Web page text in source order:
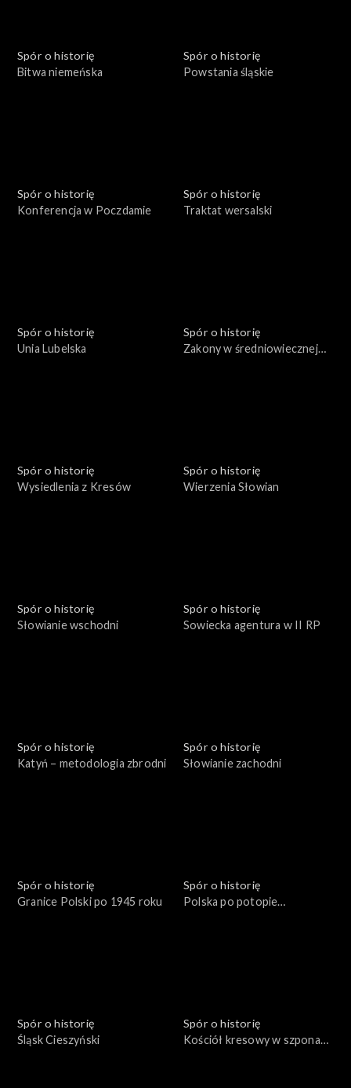
Spór o historię
Bitwa niemeńska
Spór o historię
Powstania śląskie
Spór o historię
Konferencja w Poczdamie
Spór o historię
Traktat wersalski
Spór o historię
Unia Lubelska
Spór o historię
Zakony w średniowiecznej
Spór o historię
Wysiedlenia z Kresów
Spór o historię
Wierzenia Słowian
Spór o historię
Słowianie wschodni
Spór o historię
Sowiecka agentura w II RP
Spór o historię
Katyń – metodologia zbrodni
Spór o historię
Słowianie zachodni
Spór o historię
Granice Polski po 1945 roku
Spór o historię
Polska po potopie
Spór o historię
Śląsk Cieszyński
Spór o historię
Kościół kresowy w szponach